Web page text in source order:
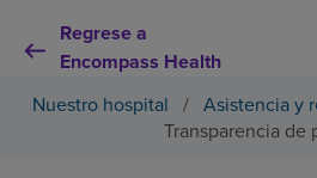
Regrese a
Encompass Health
Nuestro hospital / Asistencia y
Transparencia de